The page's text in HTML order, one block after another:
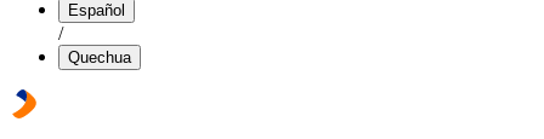
Español
/
Quechua